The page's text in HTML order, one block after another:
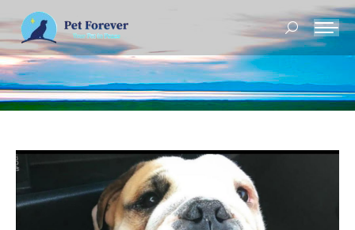
Buscar: